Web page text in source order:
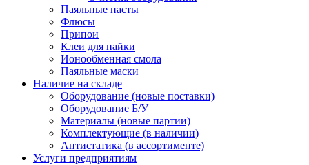
Паяльные пасты
Флюсы
Припои
Клеи для пайки
Ионообменная смола
Паяльные маски
Наличие на складе
Оборудование (новые поставки)
Оборудование Б/У
Материалы (новые партии)
Комплектующие (в наличии)
Антистатика (в ассортименте)
Услуги предприятиям